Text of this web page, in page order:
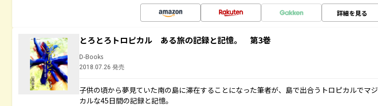
詳細を見る
とろとろトロピカル ある旅の記録と記憶。 第3巻
D-Books
2018.07.26 発売
子供の頃から夢見ていた南の島に滞在することになった筆者が、島で出合うトロピカルでマジ
カルな45日間の記録と記憶。